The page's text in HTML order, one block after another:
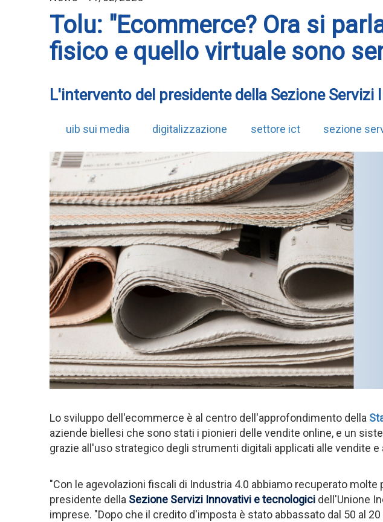
Tolu: "Ecommerce? Ora si
fisico e quello virtuale sono
L'intervento del presidente della Sezione
uib sui media digitalizzazione settore ict sezione
Lo sviluppo dell'ecommerce è al centro dell'approfondimento della
aziende biellesi che sono stati i pionieri delle vendite online, e un
grazie all'uso strategico degli strumenti digitali applicati alle vendite e
"Con le agevolazioni fiscali di Industria 4.0 abbiamo recuperato
presidente della Sezione Servizi Innovativi e tecnologici dell'Unione
imprese. "Dopo che il credito d'imposta è stato abbassato dal 50 al